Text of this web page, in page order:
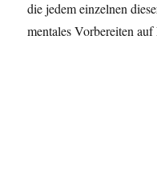
die jedem einzelnen
mentales Vorbereiten